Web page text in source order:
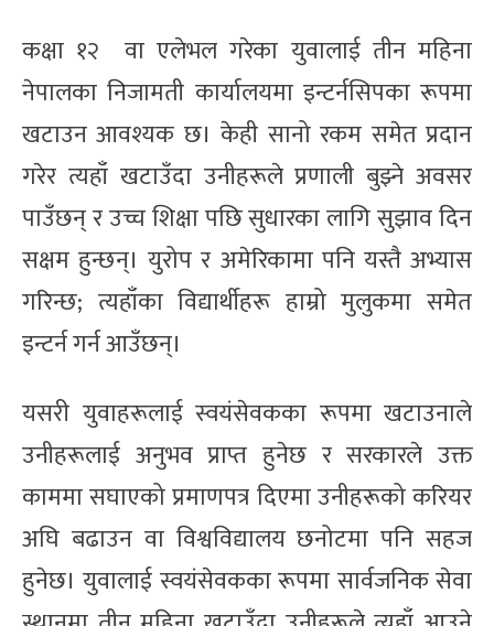
कक्षा १२ वा एलेभल गरेका युवालाई तीन महिना
नेपालका निजामती कार्यालयमा इन्टर्नसिपका रूपमा
खटाउन आवश्यक छ। केही सानो रकम समेत प्रदान
गरेर त्यहाँ खटाउँदा उनीहरूले प्रणाली बुझ्ने अवसर
पाउँछन् र उच्च शिक्षा पछि सुधारका लागि सुझाव दिन
सक्षम हुन्छन्। युरोप र अमेरिकामा पनि यस्तै अभ्यास
गरिन्छ; त्यहाँका विद्यार्थीहरू हाम्रो मुलुकमा समेत
इन्टर्न गर्न आउँछन्।
यसरी युवाहरूलाई स्वयंसेवकका रूपमा खटाउनाले
उनीहरूलाई अनुभव प्राप्त हुनेछ र सरकारले उक्त
काममा सघाएको प्रमाणपत्र दिएमा उनीहरूको करियर
अघि बढाउन वा विश्वविद्यालय छनोटमा पनि सहज
हुनेछ। युवालाई स्वयंसेवकका रूपमा सार्वजनिक सेवा